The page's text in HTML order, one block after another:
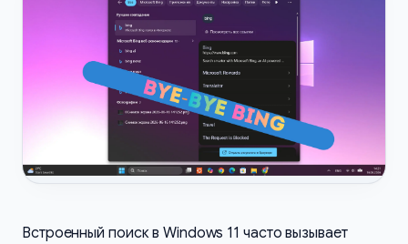
Встроенный поиск в Windows 11 часто вызывает